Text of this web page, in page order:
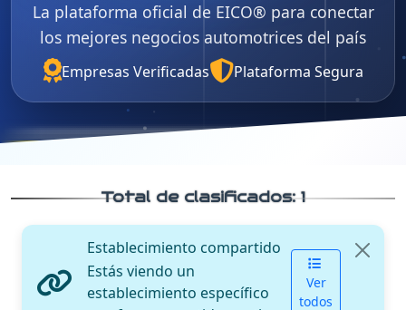
La plataforma oficial de EICO® para conectar
los mejores negocios automotrices del país
Empresas Verificadas Plataforma Segura
Total de clasificados:1
Establecimiento compartido
Estás viendo un
establecimiento específico
Ver
todos